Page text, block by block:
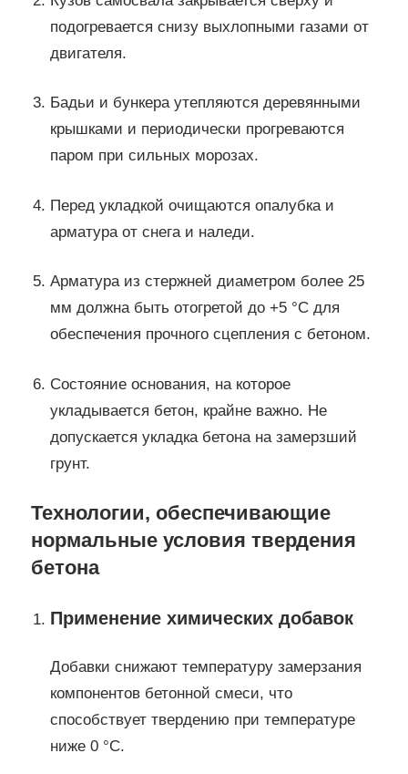
подогревается снизу выхлопными газами от
двигателя.
Бадьи и бункера утепляются деревянными
крышками и периодически прогреваются
паром при сильных морозах.
Перед укладкой очищаются опалубка и
арматура от снега и наледи.
Арматура из стержней диаметром более 25
мм должна быть отогретой до +5 °C для
обеспечения прочного сцепления с бетоном.
Состояние основания, на которое
укладывается бетон, крайне важно. Не
допускается укладка бетона на замерзший
грунт.
Технологии, обеспечивающие
нормальные условия твердения
бетона
Применение химических добавок
Добавки снижают температуру замерзания
компонентов бетонной смеси, что
способствует твердению при температуре
ниже 0 °C.